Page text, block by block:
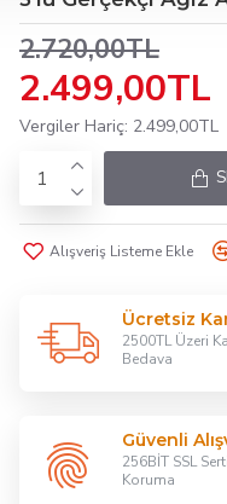
2.499,00TL
2.720,00TL
Vergiler Hariç: 2.499,00TL
Alışveriş Listeme Ekle
Ücretsiz
2500TL Üzeri
Bedava
Güvenli
256BİT SSL
Koruma